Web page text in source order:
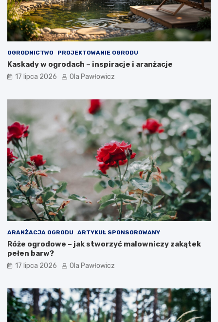
OGRODNICTWO PROJEKTOWANIE OGRODU
Kaskady w ogrodach – inspiracje i aranżacje
17 lipca 2026 Ola Pawłowicz
ARANŻACJA OGRODU ARTYKUŁ SPONSOROWANY
Róże ogrodowe – jak stworzyć malowniczy zakątek
pełen barw?
17 lipca 2026 Ola Pawłowicz